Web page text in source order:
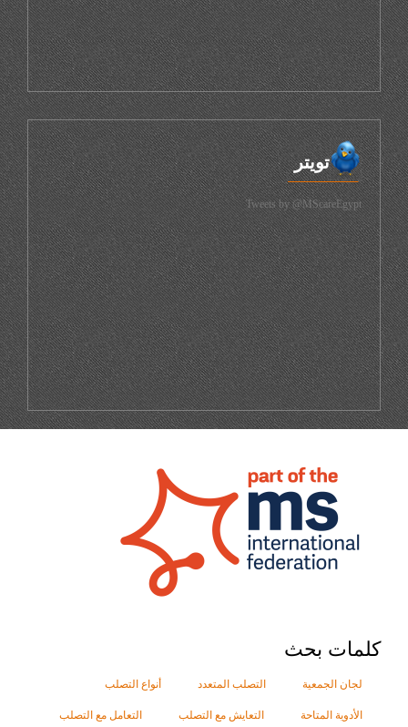
تويتر
Tweets by @MScareEgypt
كلمات بحث
لجان الجمعية التصلب المتعدد أنواع التصلب
الأدوية المتاحة التعايش مع التصلب التعامل مع التصلب